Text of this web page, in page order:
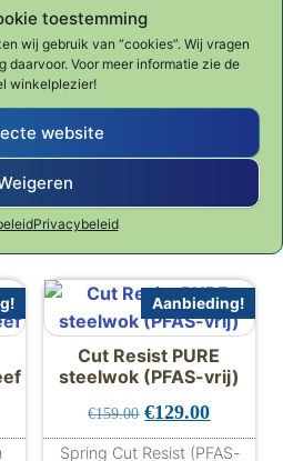
toestemming
wij gebruik van “cookies”. Wij vragen
daarvoor. Voor meer informatie zie de
winkelplezier!
website
Privacybeleid
prijs was: €167.00.
prijs is: €149.00.
Cut Resist PURE
hapjespan 28cm XL
(PFAS-vrij)
Spring Cut Resist (PFAS-vrij)
€99.00 tot €109.00
Aanbieding!
Cut Resist PURE
steelwok (PFAS-vrij)
€159.00 Oorspronkelijke
€129.00Huidige
Spring Cut Resist (PFAS-